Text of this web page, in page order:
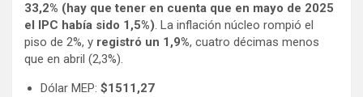
33,2% (hay que tener en cuenta que en mayo de 2025
el IPC había sido 1,5%). La inflación núcleo rompió el
piso de 2%, y registró un 1,9%, cuatro décimas menos
que en abril (2,3%).
Dólar MEP: $1511,27